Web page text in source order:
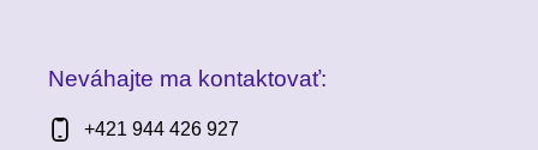
Neváhajte ma kontaktovať:
+421 944 426 927